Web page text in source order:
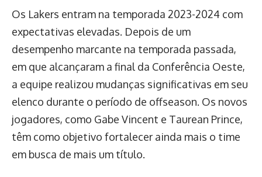
Os Lakers entram na temporada 2023-2024 com
expectativas elevadas. Depois de um
desempenho marcante na temporada passada,
em que alcançaram a final da Conferência Oeste,
a equipe realizou mudanças significativas em seu
elenco durante o período de offseason. Os novos
jogadores, como Gabe Vincent e Taurean Prince,
têm como objetivo fortalecer ainda mais o time
em busca de mais um título.